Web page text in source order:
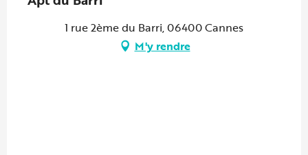
1 rue 2ème du Barri, 06400 Cannes
M'y rendre